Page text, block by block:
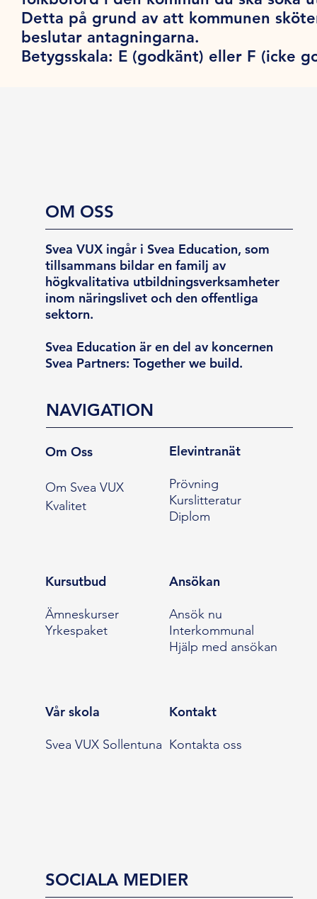
Detta på grund av att kommunen
beslutar antagningarna.
Betygsskala: E (godkänt) eller F (icke
OM OSS
Svea VUX ingår i Svea Education, som
tillsammans bildar en familj av
högkvalitativa utbildningsverksamheter
inom näringslivet och den offentliga
sektorn.
Svea Education är en del av koncernen
Svea Partners: Together we build.
NAVIGATION
Om Oss
Om Svea VUX
Kvalitet
Elevintranät
Prövning
Kurslitteratur
Diplom
Kursutbud
Ämneskurser
Yrkespaket
Ansökan
Ansök nu
Interkommunal
Hjälp med ansökan
Vår skola
Svea VUX Sollentuna
Kontakt
Kontakta oss
SOCIALA MEDIER